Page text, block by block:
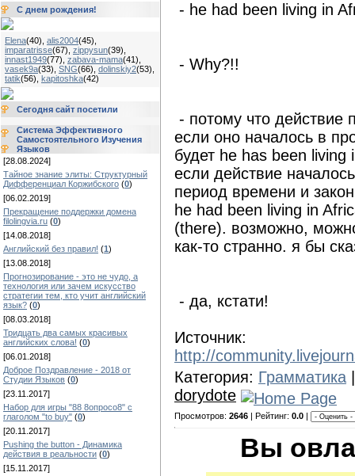
С днем рождения!
Elena(40) alis2004(45)
imparatrisse(67) zippysun(39)
innast1949(77) zabava-mama(41)
vasek9a(33) SNG(66) dolinskiy2(53)
tatik(56) kapitoshka(42)
Сегодня сайт посетили
Система Эффективного
Самостоятельного Изучения
Языков
[28.08.2024]
Тайное знание элиты: Структурный
Дифференциал Коржибского (0)
[06.02.2019]
Прекращение поддержки домена
filolingvia.ru (0)
[14.08.2018]
Английский без правил! (1)
[13.08.2018]
Прогнозирование - это не чудо, а
технология или зачем искусство
стратегии тем, кто учит английский
язык? (0)
[08.03.2018]
Тридцать два самых красивых
английских слова! (0)
[06.01.2018]
Доброе Поздравление - 2018 от
Студии Языков (0)
[23.11.2017]
Набор для игры "88 8опросо8" с
глаголом "to buy" (0)
[20.11.2017]
Pushing the button - Динамика
действия в реальности (0)
[15.11.2017]
- he had been living in
- Why?!!
- потому что действие
если оно началось в
будет he has been
если действие
период времени и
he had been living in
(there). возможно,
как-то странно. я бы
- да, кстати!
Источник:
http://
Категория: Грамматика
dorydote
Просмотров: 2646 | Рейтинг: 0.0
Вы